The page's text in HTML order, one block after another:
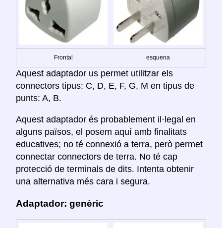
Frontal esquena
Aquest adaptador us permet utilitzar els
connectors tipus: C, D, E, F, G, M en tipus de
punts: A, B.
Aquest adaptador és probablement il·legal en
alguns països, el posem aquí amb finalitats
educatives; no té connexió a terra, però permet
connectar connectors de terra. No té cap
protecció de terminals de dits. Intenta obtenir
una alternativa més cara i segura.
Adaptador: genèric